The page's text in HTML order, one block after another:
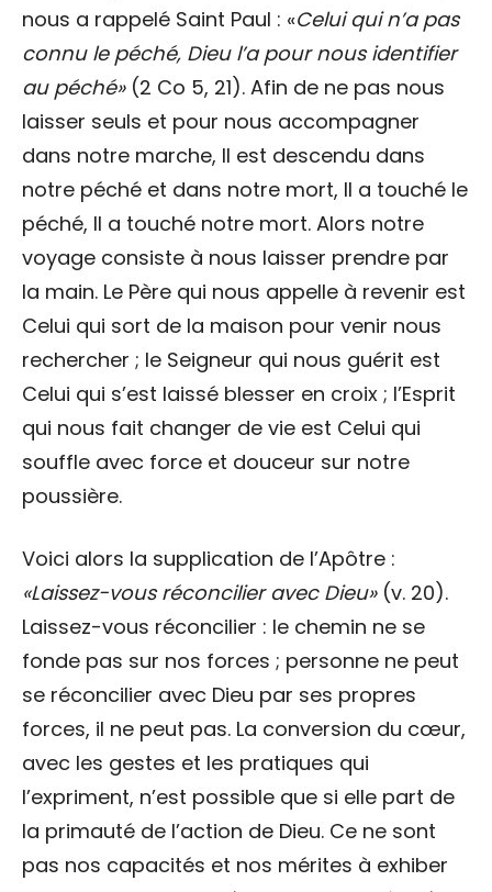
nous a rappelé Saint Paul : «Celui qui n’a pas
connu le péché, Dieu l’a pour nous identifier
au péché»(2 Co 5, 21). Afin de ne pas nous
laisser seuls et pour nous accompagner
dans notre marche, Il est descendu dans
notre péché et dans notre mort, Il a touché le
péché, Il a touché notre mort. Alors notre
voyage consiste à nous laisser prendre par
la main. Le Père qui nous appelle à revenir est
Celui qui sort de la maison pour venir nous
rechercher ; le Seigneur qui nous guérit est
Celui qui s’est laissé blesser en croix ; l’Esprit
qui nous fait changer de vie est Celui qui
souffle avec force et douceur sur notre
poussière.
Voici alors la supplication de l’Apôtre :
«Laissez-vous réconcilier avec Dieu» (v. 20).
Laissez-vous réconcilier : le chemin ne se
fonde pas sur nos forces ; personne ne peut
se réconcilier avec Dieu par ses propres
forces, il ne peut pas. La conversion du cœur,
avec les gestes et les pratiques qui
l’expriment, n’est possible que si elle part de
la primauté de l’action de Dieu. Ce ne sont
pas nos capacités et nos mérites à exhiber